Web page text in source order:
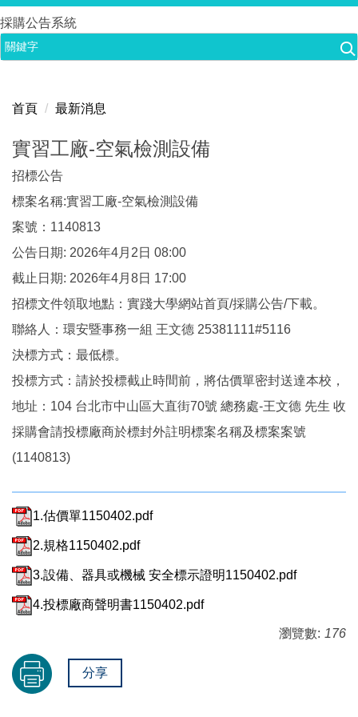
跳
到
主
容
採購公告系統
首頁 最新消息
實習工廠-空氣檢測設備
招標公告
標案名稱:實習工廠-空氣檢測設備
案號：1140813
公告日期: 2026年4月2日 08:00
截止日期: 2026年4月8日 17:00
招標文件領取地點：實踐大學網站首頁/採購公告/下載。
聯絡人：環安暨事務一組 王文德 25381111#5116
決標方式：最低標。
投標方式：請於投標截止時間前，將估價單密封送達本校，
地址：104 台北市中山區大直街70號 總務處-王文德 先生 收
採購會請投標廠商於標封外註明標案名稱及標案案號
(1140813)
1.估價單1150402.pdf
2.規格1150402.pdf
3.設備、器具或機械 安全標示證明1150402.pdf
4.投標廠商聲明書1150402.pdf
瀏覽數: 176
分享